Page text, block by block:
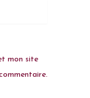
mon site